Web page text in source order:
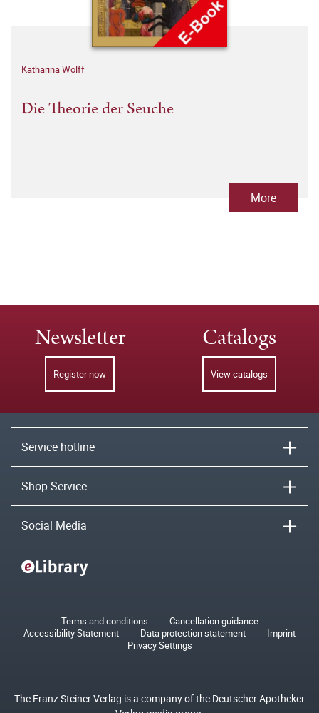
Katharina Wolff
Die Theorie der Seuche
More
Newsletter
Register now
Catalogs
View catalogs
Service hotline
Shop-Service
Social Media
Terms and conditions
Cancellation guidance
Accessibility Statement
Data protection statement
Imprint
Privacy Settings
The Franz Steiner Verlag is a company of the Deutscher Apotheker